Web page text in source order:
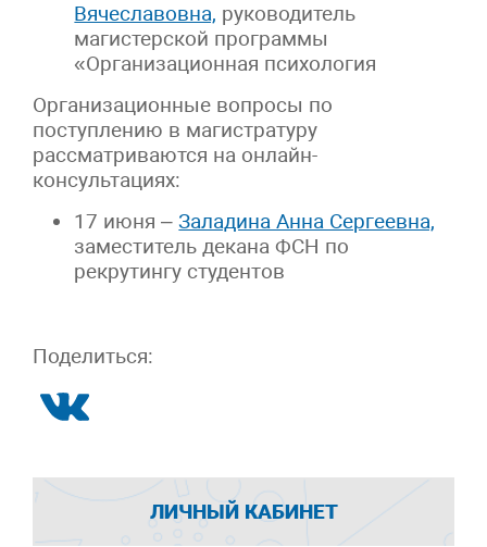
Вячеславовна, руководитель
магистерской программы
«Организационная психология
Организационные вопросы по
поступлению в магистратуру
рассматриваются на онлайн-
консультациях:
17 июня –Заладина Анна Сергеевна,
заместитель декана ФСН по
рекрутингу студентов
Поделиться:
ЛИЧНЫЙ КАБИНЕТ